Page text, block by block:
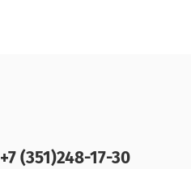
+7 (351)248-17-30